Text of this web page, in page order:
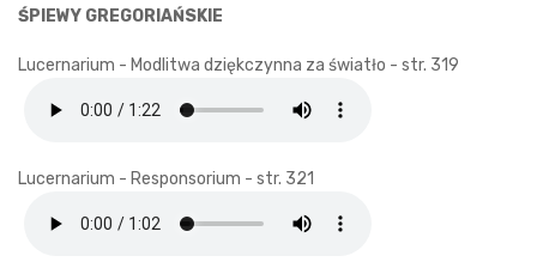
ŚPIEWY GREGORIAŃSKIE
Lucernarium - Modlitwa dziękczynna za światło - str. 319
Lucernarium - Responsorium - str. 321